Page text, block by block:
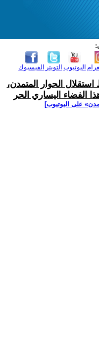
الفيسبوك التويتر اليوتيوب
الحوار المتمدن،
الفضاء اليساري الحر
على اليوتيوب]